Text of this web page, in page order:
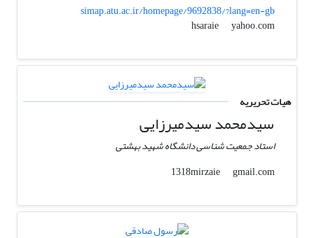
simap.atu.ac.ir/homepage/9692838/?lang=en-gb
hsaraie
yahoo.com
هیات تحریریه
سیدمحمد سیدمیرزایی
استاد جمعیت شناسی دانشگاه شهید بهشتی
1318mirzaie
gmail.com